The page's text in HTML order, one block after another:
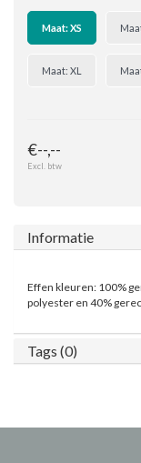
Maat: XS
Maat: XL
€--,--
Excl. btw
Informatie
Effen kleuren: 100%
polyester en 40%
Tags (0)